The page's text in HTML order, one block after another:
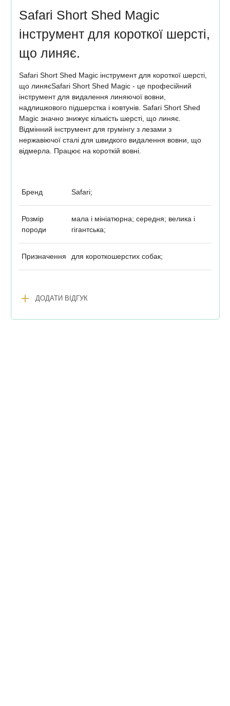
Safari Short Shed Magic
інструмент для короткої шерсті,
що линяє.
Safari Short Shed Magic інструмент для короткої шерсті,
що линяєSafari Short Shed Magic - це професійний
інструмент для видалення линяючої вовни,
надлишкового підшерстка і ковтунів. Safari Short Shed
Magic значно знижує кількість шерсті, що линяє.
Відмінний інструмент для грумінгу з лезами з
нержавіючої сталі для швидкого видалення вовни, що
відмерла. Працює на короткій вовні.
Бренд Safari;
Розмір
породи
мала і мініатюрна; середня; велика і
гігантська;
Призначення для короткошерстих собак;
add ДОДАТИ ВІДГУК